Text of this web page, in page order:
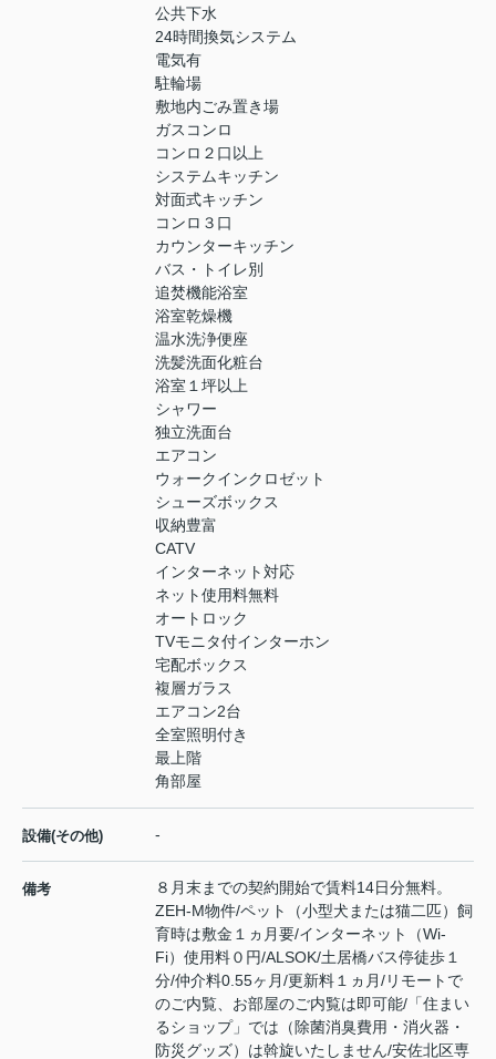
公共下水
24時間換気システム
電気有
駐輪場
敷地内ごみ置き場
ガスコンロ
コンロ２口以上
システムキッチン
対面式キッチン
コンロ３口
カウンターキッチン
バス・トイレ別
追焚機能浴室
浴室乾燥機
温水洗浄便座
洗髪洗面化粧台
浴室１坪以上
シャワー
独立洗面台
エアコン
ウォークインクロゼット
シューズボックス
収納豊富
CATV
インターネット対応
ネット使用料無料
オートロック
TVモニタ付インターホン
宅配ボックス
複層ガラス
エアコン2台
全室照明付き
最上階
角部屋
設備(その他) -
備考
８月末までの契約開始で賃料14日分無料。
ZEH-M物件/ペット（小型犬または猫二匹）飼
育時は敷金１ヵ月要/インターネット（Wi-
Fi）使用料０円/ALSOK/土居橋バス停徒歩１
分/仲介料0.55ヶ月/更新料１ヵ月/リモートで
のご内覧、お部屋のご内覧は即可能/「住まい
るショップ」では（除菌消臭費用・消火器・
防災グッズ）は斡旋いたしません/安佐北区専